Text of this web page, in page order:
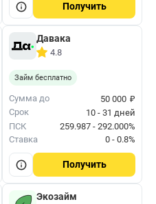
Получить
Давака
4.8
Займ бесплатно
Сумма до 50 000 ₽
Срок
10 - 31 дней
ПСК
259.987 - 292.000%
Ставка
0 - 0.8%
Получить
Экозайм